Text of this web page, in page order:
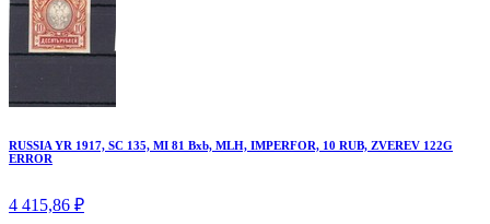
RUSSIA YR 1917, SC 135, MI 81 Bxb, MLH, IMPERFOR, 10 RUB, ZVEREV 122G
ERROR
4 415,86 ₽